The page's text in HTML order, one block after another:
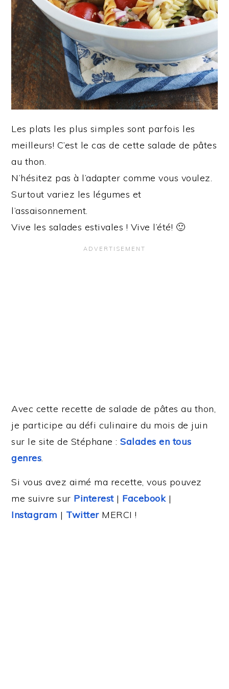
Les plats les plus simples sont parfois les
meilleurs! C’est le cas de cette salade de pâtes
au thon.
N’hésitez pas à l’adapter comme vous voulez.
Surtout variez les légumes et
l’assaisonnement.
Vive les salades estivales ! Vive l’été! 🙂
Avec cette recette de salade de pâtes au thon,
je participe au défi culinaire du mois de juin
sur le site de Stéphane :Salades en tous
genres.
Si vous avez aimé ma recette, vous pouvez
me suivre sur Pinterest| Facebook|
Instagram | TwitterMERCI !